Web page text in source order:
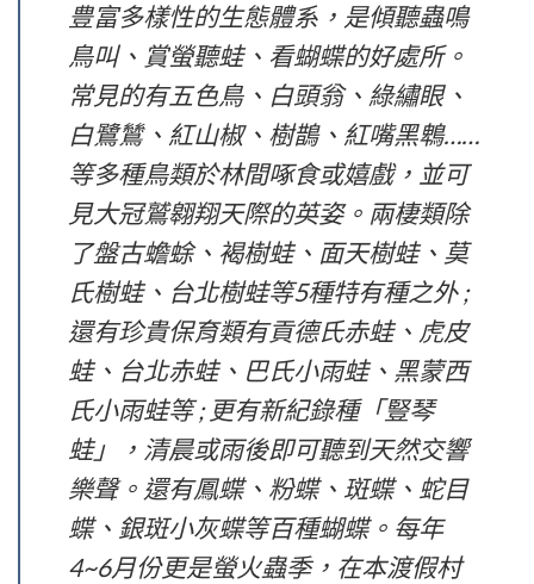
豊富多樣性的生態體系，是傾聽蟲鳴
鳥叫、賞螢聽蛙、看蝴蝶的好處所。
常見的有五色鳥、白頭翁、綠繡眼、
白鷺鷥、紅山椒、樹鵲、紅嘴黑鵯……
等多種鳥類於林間啄食或嬉戲，並可
見大冠鷲翱翔天際的英姿。兩棲類除
了盤古蟾蜍、褐樹蛙、面天樹蛙、莫
氏樹蛙、台北樹蛙等5種特有種之外 ;
還有珍貴保育類有貢德氏赤蛙、虎皮
蛙、台北赤蛙、巴氏小雨蛙、黑蒙西
氏小雨蛙等 ; 更有新紀錄種「豎琴
蛙」，清晨或雨後即可聽到天然交響
樂聲。還有鳳蝶、粉蝶、斑蝶、蛇目
蝶、銀斑小灰蝶等百種蝴蝶。每年
4~6月份更是螢火蟲季，在本渡假村